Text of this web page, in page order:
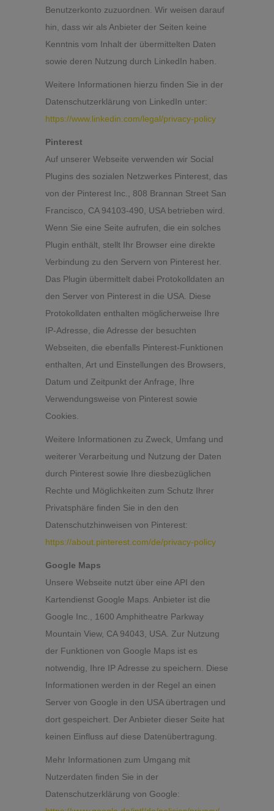
Benutzerkonto zuzuordnen. Wir weisen darauf
hin, dass wir als Anbieter der Seiten keine
Kenntnis vom Inhalt der übermittelten Daten
sowie deren Nutzung durch LinkedIn haben.
Weitere Informationen hierzu finden Sie in der
Datenschutzerklärung von LinkedIn unter:
https://www.linkedin.com/legal/privacy-policy
Pinterest
Auf unserer Webseite verwenden wir Social
Plugins des sozialen Netzwerkes Pinterest, das
von der Pinterest Inc., 808 Brannan Street San
Francisco, CA 94103-490, USA betrieben wird.
Wenn Sie eine Seite aufrufen, die ein solches
Plugin enthält, stellt Ihr Browser eine direkte
Verbindung zu den Servern von Pinterest her.
Das Plugin übermittelt dabei Protokolldaten an
den Server von Pinterest in die USA. Diese
Protokolldaten enthalten möglicherweise Ihre
IP-Adresse, die Adresse der besuchten
Webseiten, die ebenfalls Pinterest-Funktionen
enthalten, Art und Einstellungen des Browsers,
Datum und Zeitpunkt der Anfrage, Ihre
Verwendungsweise von Pinterest sowie
Cookies.
Weitere Informationen zu Zweck, Umfang und
weiterer Verarbeitung und Nutzung der Daten
durch Pinterest sowie Ihre diesbezüglichen
Rechte und Möglichkeiten zum Schutz Ihrer
Privatsphäre finden Sie in den den
Datenschutzhinweisen von Pinterest:
https://about.pinterest.com/de/privacy-policy
Google Maps
Unsere Webseite nutzt über eine API den
Kartendienst Google Maps. Anbieter ist die
Google Inc., 1600 Amphitheatre Parkway
Mountain View, CA 94043, USA. Zur Nutzung
der Funktionen von Google Maps ist es
notwendig, Ihre IP Adresse zu speichern. Diese
Informationen werden in der Regel an einen
Server von Google in den USA übertragen und
dort gespeichert. Der Anbieter dieser Seite hat
keinen Einfluss auf diese Datenübertragung.
Mehr Informationen zum Umgang mit
Nutzerdaten finden Sie in der
Datenschutzerklärung von Google: